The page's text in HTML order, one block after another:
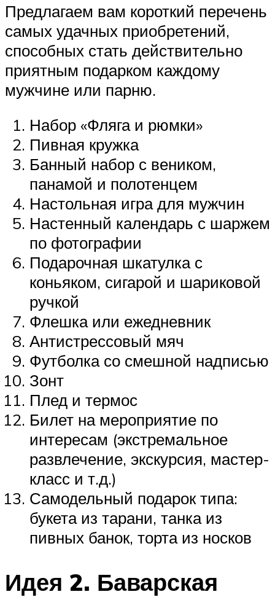
Предлагаем вам короткий перечень
самых удачных приобретений,
способных стать действительно
приятным подарком каждому
мужчине или парню.
Набор «Фляга и рюмки»
Пивная кружка
Банный набор с веником,
панамой и полотенцем
Настольная игра для мужчин
Настенный календарь с шаржем
по фотографии
Подарочная шкатулка с
коньяком, сигарой и шариковой
ручкой
Флешка или ежедневник
Антистрессовый мяч
Футболка со смешной надписью
Зонт
Плед и термос
Билет на мероприятие по
интересам (экстремальное
развлечение, экскурсия, мастер-
класс и т.д.)
Самодельный подарок типа:
букета из тарани, танка из
пивных банок, торта из носков
Идея 2. Баварская